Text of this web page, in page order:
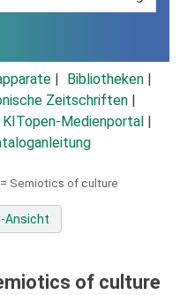
Bibliotheken
Zeitschriften
KITopen-Medienportal
Semiotics of culture
Ansicht
of culture